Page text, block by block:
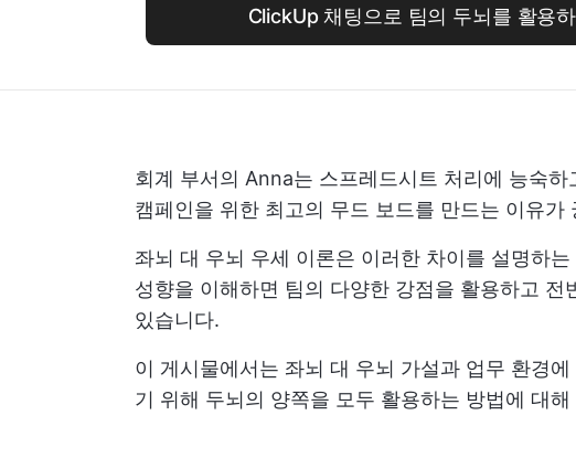
ClickUp 채팅으로 팀의 두뇌를 활용
회계 부서의 Anna는 스프레드시트 처리에 능숙
캠페인을 위한 최고의 무드 보드를 만드는 이유가
좌뇌 대 우뇌 우세 이론은 이러한 차이를 설명하
성향을 이해하면 팀의 다양한 강점을 활용하고
있습니다.
이 게시물에서는 좌뇌 대 우뇌 가설과 업무 환경
기 위해 두뇌의 양쪽을 모두 활용하는 방법에 대